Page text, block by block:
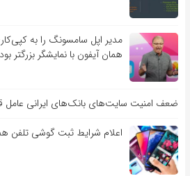
مدیر اپل سامسونگ را به
همان آیفون با نمایشگر بزرگتر
ضعف امنیت سایت‌های بانک‌های ایرانی
اعلام شرایط ثبت گوشی تلفن